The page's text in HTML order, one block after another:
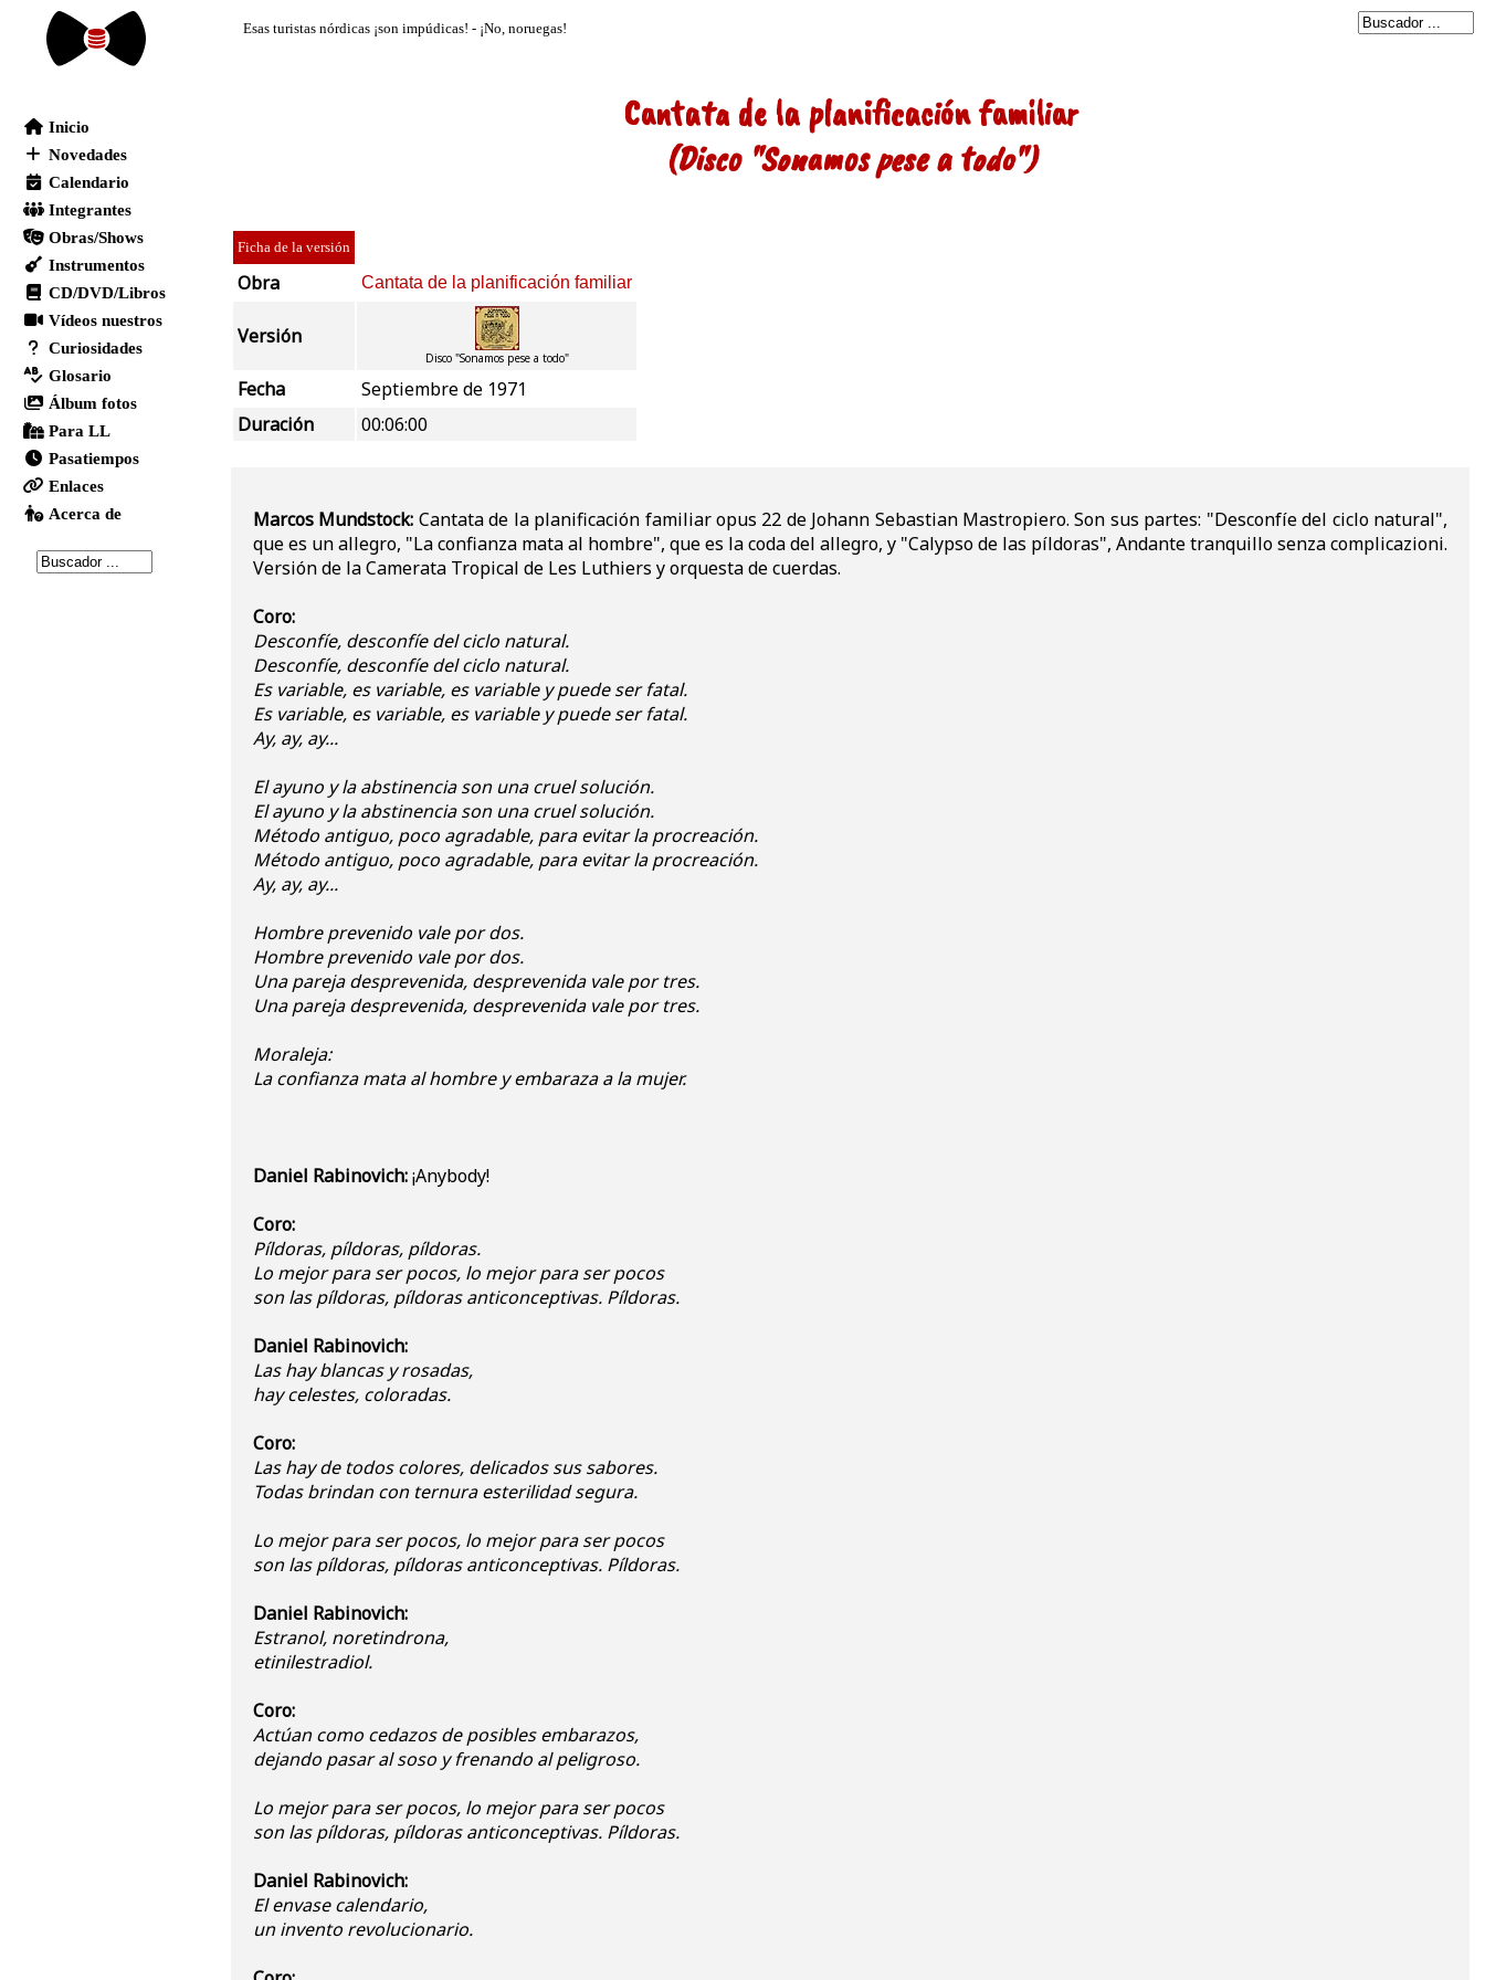
Cantata de la planificación familiar
(Disco "Sonamos pese a todo")
Ficha de la versión
Obra Cantata de la planificación familiar
Versión
Disco "Sonamos pese a todo"
Fecha
Septiembre de 1971
Duración
00:06:00
Marcos Mundstock: Cantata de la planificación familiar opus 22 de Johann Sebastian Mastropiero. Son sus partes: "Desconfíe del ciclo natural",
que es un allegro, "La confianza mata al hombre", que es la coda del allegro, y "Calypso de las píldoras", Andante tranquillo senza complicazioni.
Versión de la Camerata Tropical de Les Luthiers y orquesta de cuerdas.
Coro:
Desconfíe, desconfíe del ciclo natural.
Desconfíe, desconfíe del ciclo natural.
Es variable, es variable, es variable y puede ser fatal.
Es variable, es variable, es variable y puede ser fatal.
Ay, ay, ay...
El ayuno y la abstinencia son una cruel solución.
El ayuno y la abstinencia son una cruel solución.
Método antiguo, poco agradable, para evitar la procreación.
Método antiguo, poco agradable, para evitar la procreación.
Ay, ay, ay...
Hombre prevenido vale por dos.
Hombre prevenido vale por dos.
Una pareja desprevenida, desprevenida vale por tres.
Una pareja desprevenida, desprevenida vale por tres.
Moraleja:
La confianza mata al hombre y embaraza a la mujer.
Daniel Rabinovich:¡Anybody!
Coro:
Píldoras, píldoras, píldoras.
Lo mejor para ser pocos, lo mejor para ser pocos
son las píldoras, píldoras anticonceptivas. Píldoras.
Daniel Rabinovich:
Las hay blancas y rosadas,
hay celestes, coloradas.
Coro:
Las hay de todos colores, delicados sus sabores.
Todas brindan con ternura esterilidad segura.
Lo mejor para ser pocos, lo mejor para ser pocos
son las píldoras, píldoras anticonceptivas. Píldoras.
Daniel Rabinovich:
Estranol, noretindrona,
etinilestradiol.
Coro:
Actúan como cedazos de posibles embarazos,
dejando pasar al soso y frenando al peligroso.
Lo mejor para ser pocos, lo mejor para ser pocos
son las píldoras, píldoras anticonceptivas. Píldoras.
Daniel Rabinovich:
El envase calendario,
un invento revolucionario.